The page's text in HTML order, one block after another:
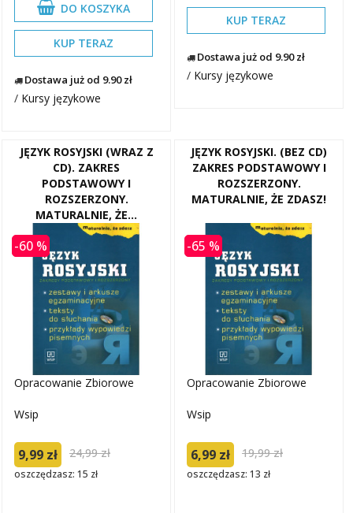
DO KOSZYKA
KUP TERAZ
Dostawa już od 9.90 zł
/ Kursy językowe
KUP TERAZ
Dostawa już od 9.90 zł
/ Kursy językowe
JĘZYK ROSYJSKI (WRAZ Z
CD). ZAKRES
PODSTAWOWY I
ROZSZERZONY.
MATURALNIE, ŻE...
-60 %
Opracowanie Zbiorowe
Wsip
9,99 zł 24,99 zł
oszczędzasz: 15 zł
JĘZYK ROSYJSKI. (BEZ CD)
ZAKRES PODSTAWOWY I
ROZSZERZONY.
MATURALNIE, ŻE ZDASZ!
-65 %
Opracowanie Zbiorowe
Wsip
6,99 zł 19,99 zł
oszczędzasz: 13 zł